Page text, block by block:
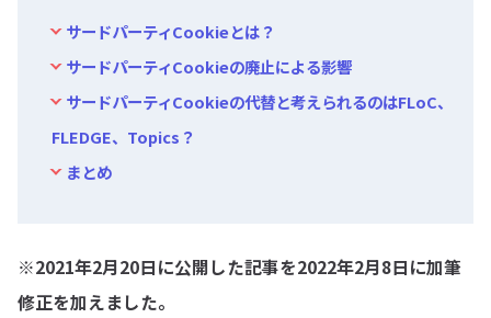
サードパーティCookieとは？
サードパーティCookieの廃止による影響
サードパーティCookieの代替と考えられるのはFLoC、
FLEDGE、Topics？
まとめ
※2021年2月20日に公開した記事を2022年2月8日に加筆
修正を加えました。